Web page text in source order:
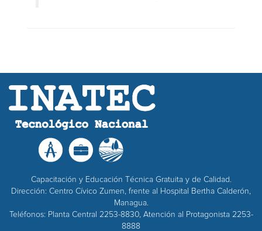
Capacitación y Educación Técnica Gratuita y de Calidad.
Dirección: Centro Cívico Zumen, frente al Hospital Bertha Calderón,
Managua.
Teléfonos: Planta Central 2253-8830, Atención al Protagonista 2253-
8888